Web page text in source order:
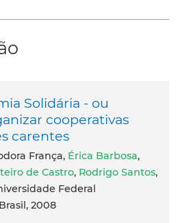
Solidária - ou
cooperativas
carentes
França, Érica Barbosa,
de Castro, Rodrigo Santos,
Federal
2008